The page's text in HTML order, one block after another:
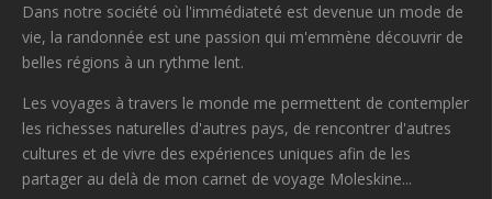
Dans notre société où l'immédiateté est devenue un mode de
vie, la randonnée est une passion qui m'emmène découvrir de
belles régions à un rythme lent.
Les voyages à travers le monde me permettent de contempler
les richesses naturelles d'autres pays, de rencontrer d'autres
cultures et de vivre des expériences uniques afin de les
partager au delà de mon carnet de voyage Moleskine...